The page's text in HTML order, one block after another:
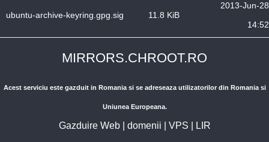
ubuntu-archive-keyring.gpg.sig 11.8 KiB
2013-Jun-28
14:52
MIRRORS.CHROOT.RO
Acest serviciu este gazduit in Romania si se adreseaza utilizatorilor din Romania si
Uniunea Europeana.
Gazduire Web| domenii VPS LIR